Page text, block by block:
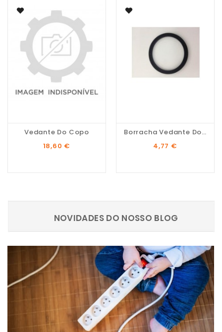
Vedante Do Copo
Preço
18,60 €
Borracha Vedante Do...
Preço
4,77 €
NOVIDADES DO NOSSO BLOG